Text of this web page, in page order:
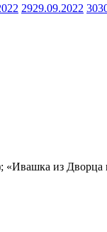
2929.09.2022 30
из